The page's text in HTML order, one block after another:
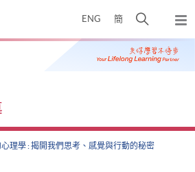
ENG 簡
開
搜
尋
彈
出
主
心理學 : 揭開我們思考、感覺與行動的秘密